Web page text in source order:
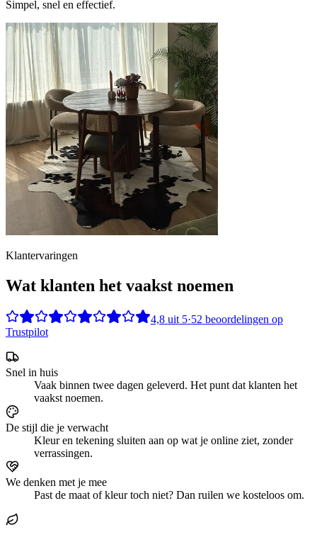
Simpel, snel en effectief.
Klantervaringen
Wat klanten het vaakst noemen
4,8 uit5·52 beoordelingen op
Trustpilot
Snel in huis
Vaak binnen twee dagen geleverd. Het punt dat klanten het
vaakst noemen.
De stijl die je verwacht
Kleur en tekening sluiten aan op wat je online ziet, zonder
verrassingen.
We denken met je mee
Past de maat of kleur toch niet? Dan ruilen we kosteloos om.